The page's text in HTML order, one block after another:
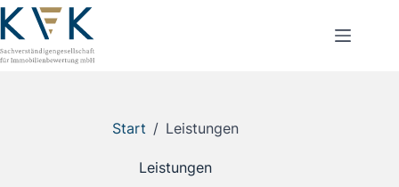
Zum
Inhalt
springen
Start / Leistungen
Leistungen